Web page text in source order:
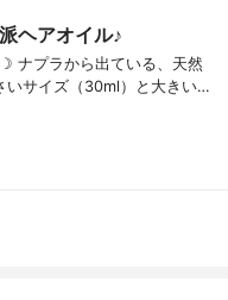
ヘアオイル♪
プラから出ている、天然
いサイズ（30ml）と大きい…